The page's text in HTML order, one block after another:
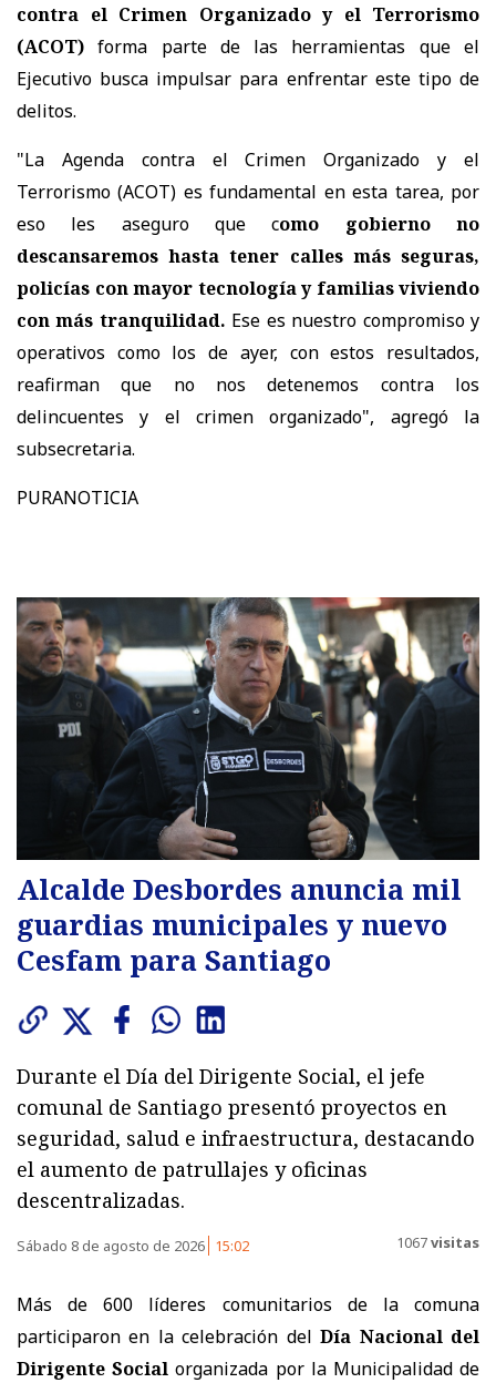
contra el Crimen Organizado y el Terrorismo
(ACOT) forma parte de las herramientas que el
Ejecutivo busca impulsar para enfrentar este tipo de
delitos.
"La Agenda contra el Crimen Organizado y el
Terrorismo (ACOT) es fundamental en esta tarea, por
eso les aseguro que como gobierno no
descansaremos hasta tener calles más seguras,
policías con mayor tecnología y familias viviendo
con más tranquilidad. Ese es nuestro compromiso y
operativos como los de ayer, con estos resultados,
reafirman que no nos detenemos contra los
delincuentes y el crimen organizado", agregó la
subsecretaria.
PURANOTICIA
Alcalde Desbordes anuncia mil
guardias municipales y nuevo
Cesfam para Santiago
Durante el Día del Dirigente Social, el jefe
comunal de Santiago presentó proyectos en
seguridad, salud e infraestructura, destacando
el aumento de patrullajes y oficinas
descentralizadas.
Sábado 8 de agosto de 2026 15:02 1067visitas
Más de 600 líderes comunitarios de la comuna
participaron en la celebración delDía Nacional del
Dirigente Social organizada por la Municipalidad de